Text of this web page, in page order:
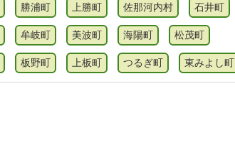
勝浦町 上勝町 佐那河内村 石井町
牟岐町 美波町 海陽町 松茂町
板野町 上板町 つるぎ町 東みよし町